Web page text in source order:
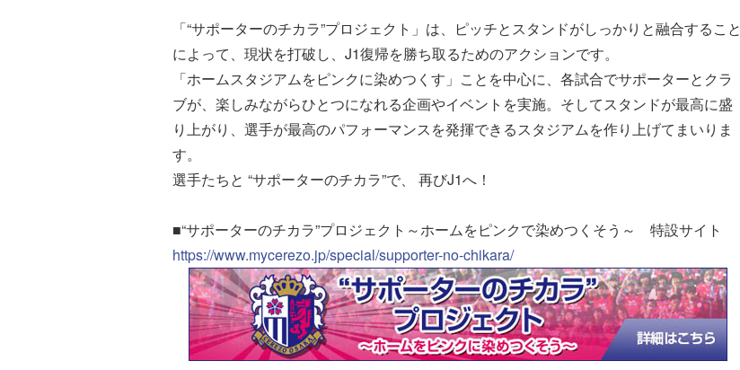
「“サポーターのチカラ”プロジェクト」は、ピッチとスタンドがしっかりと融合すること
によって、現状を打破し、J1復帰を勝ち取るためのアクションです。
「ホームスタジアムをピンクに染めつくす」ことを中心に、各試合でサポーターとクラ
ブが、楽しみながらひとつになれる企画やイベントを実施。そしてスタンドが最高に盛
り上がり、選手が最高のパフォーマンスを発揮できるスタジアムを作り上げてまいりま
す。
選手たちと “サポーターのチカラ”で、 再びJ1へ！
■“サポーターのチカラ”プロジェクト～ホームをピンクで染めつくそう～ 特設サイト
https://www.mycerezo.jp/special/supporter-no-chikara/